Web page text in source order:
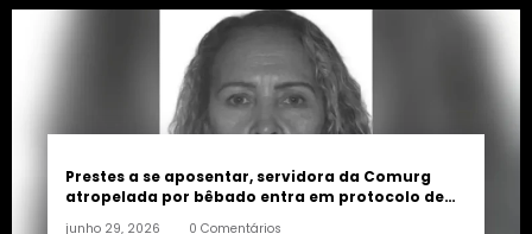
Prestes a se aposentar, servidora da Comurg
atropelada por bêbado entra em protocolo de
junho 29, 2026 0 Comentários